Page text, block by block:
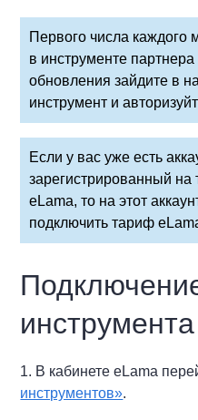
Первого числа каждого
в инструменте
обновления зайдите в
инструмент и
Если у вас уже есть
зарегистрированный на
eLama, то на этот
подключить тариф
инструмента
1. В кабинете eLama
инструментов».